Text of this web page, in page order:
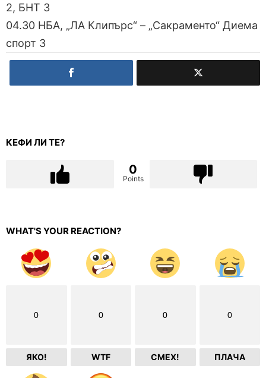
2, БНТ 3
04.30 НБА, „ЛА Клипърс“ – „Сакраменто“ Диема
спорт 3
КЕФИ ЛИ ТЕ?
0
Points
WHAT'S YOUR REACTION?
0
ЯКО!
0
WTF
0
СМЕХ!
0
ПЛАЧА